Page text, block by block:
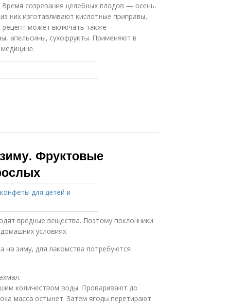
созревания целебных плодов — осень.
них изготавливают кислотные приправы,
может включать также
апельсины, сухофрукты. Применяют в
Фруктовые
вредные вещества. Поэтому поклонники
условиях.
на зиму, для лакомства потребуются
количеством воды. Проваривают до
масса остынет. Затем ягоды перетирают